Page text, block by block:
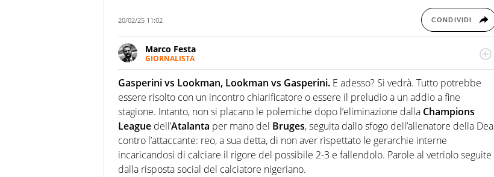
20/02/25 11:02 CONDIVIDI
Marco Festa
GIORNALISTA
Frequentatore di stadi ed esperto di calcio, ama agganciare e far domande a idoli e
futuri campioni. Anzi, spesso precorre gli addetti ai lavori e li scova prima di loro
Gasperini vs Lookman, Lookman vs Gasperini. E adesso? Si vedrà. Tutto potrebbe
essere risolto con un incontro chiarificatore o essere il preludio a un addio a fine
stagione. Intanto, non si placano le polemiche dopo l’eliminazione dalla Champions
League dell’Atalanta per mano del Bruges, seguita dallo sfogo dell’allenatore della Dea
contro l’attaccante: reo, a sua detta, di non aver rispettato le gerarchie interne
incaricandosi di calciare il rigore del possibile 2-3 e fallendolo. Parole al vetriolo seguite
dalla risposta social del calciatore nigeriano.